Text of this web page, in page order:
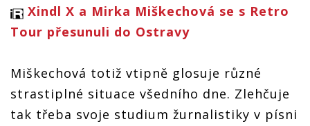
Xindl X a Mirka Miškechová se s Retro
Tour přesunuli do Ostravy
Miškechová totiž vtipně glosuje různé
strastiplné situace všedního dne. Zlehčuje
tak třeba svoje studium žurnalistiky v písni